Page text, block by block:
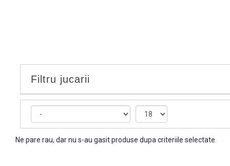
Filtru jucarii
Ne pare rau, dar nu s-au gasit produse dupa criteriile selectate.